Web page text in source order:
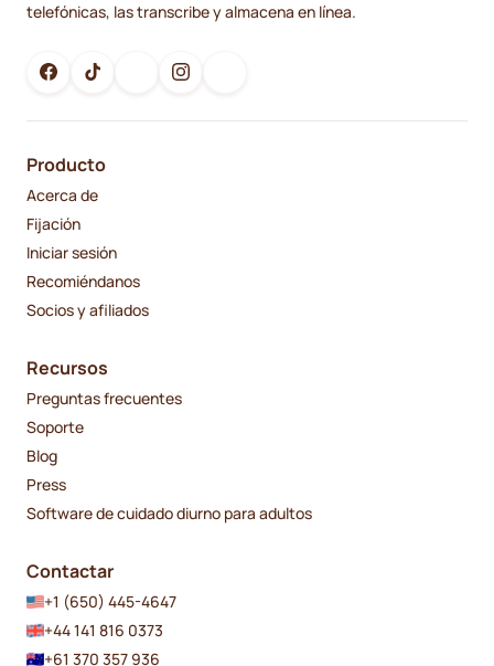
telefónicas, las transcribe y almacena en línea.
Producto
Acerca de
Fijación
Iniciar sesión
Recomiéndanos
Socios y afiliados
Recursos
Preguntas frecuentes
Soporte
Blog
Press
Software de cuidado diurno para adultos
Contactar
+1 (650) 445-4647
+44 141 816 0373
+61 370 357 936